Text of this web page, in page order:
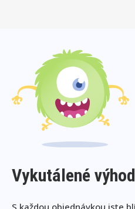
Vykutálené
S každou objednávkou jste